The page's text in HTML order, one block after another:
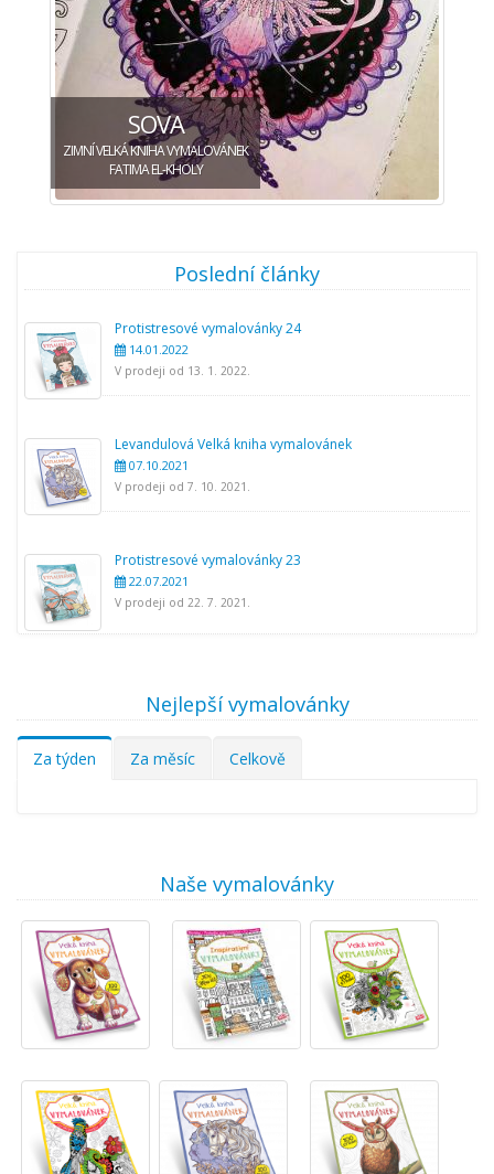
Poslední články
Protistresové vymalovánky 24
14.01.2022
V prodeji od 13. 1. 2022.
Levandulová Velká kniha vymalovánek
07.10.2021
V prodeji od 7. 10. 2021.
Protistresové vymalovánky 23
22.07.2021
V prodeji od 22. 7. 2021.
Nejlepší vymalovánky
Za týden Za měsíc Celkově
Naše vymalovánky
SOVA
ZIMNÍ VELKÁ KNIHA VYMALOVÁNEK
FATIMA EL-KHOLY